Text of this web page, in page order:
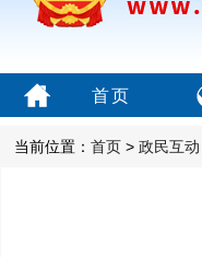
首页
当前位置： 首页 > 政民互动